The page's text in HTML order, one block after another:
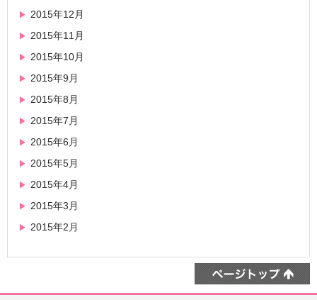
2015年12月
2015年11月
2015年10月
2015年9月
2015年8月
2015年7月
2015年6月
2015年5月
2015年4月
2015年3月
2015年2月